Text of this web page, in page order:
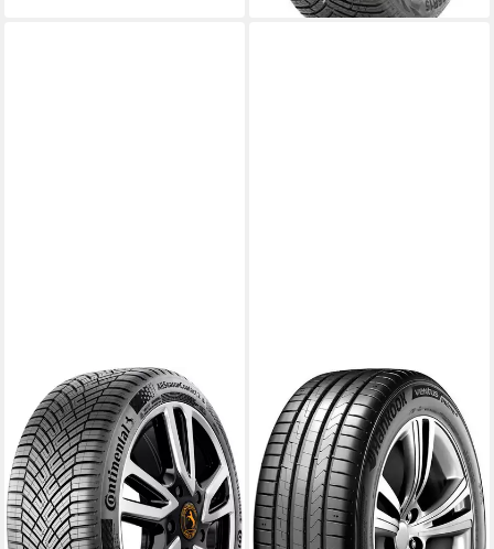
CONTINENTAL
CONTINENTAL
Ganzjahresreifen
CONTINENTAL
Kraftstoffeffizienz
Produktdatenblatt
Nasshaftung
Produktdatenblatt
HANKOOK
Hankook Sommerreifen
HANKOOK
Kraftstoffeffizienz
Produktdatenblatt
Nasshaftung
Produktdatenblatt
ab 176,99 € UVP186,99 €